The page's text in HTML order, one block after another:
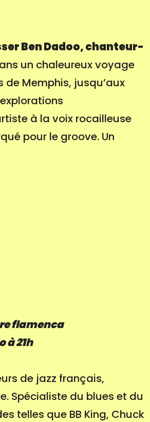
Ben Dadoo, chanteur-
un chaleureux voyage
de Memphis, jusqu’aux
à la voix rocailleuse
pour le groove. Un
flamenca
à 21h
de jazz français,
Spécialiste du blues et du
telles que BB King, Chuck